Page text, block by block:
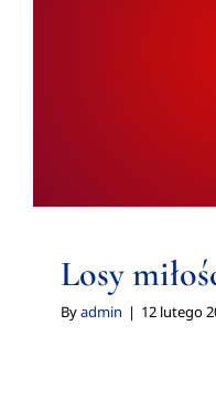
UMÓW WIZYTĘ
Losy
Losy
Byadmin | 12 lutego